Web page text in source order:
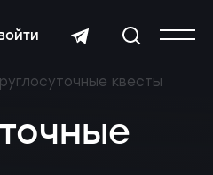
квесты